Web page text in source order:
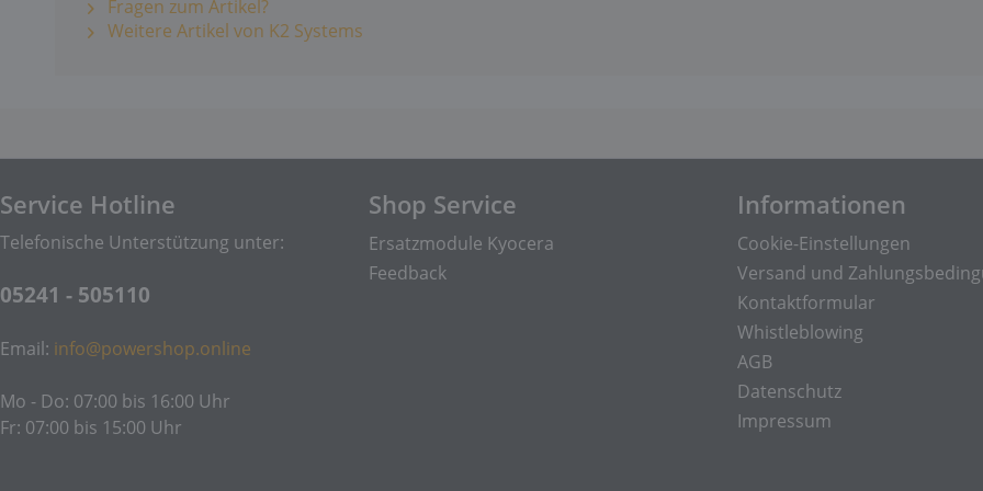
Fragen zum Artikel?
Weitere Artikel von K2 Systems
Service Hotline
Telefonische Unterstützung unter:
05241 - 505110
Email: info@powershop.online
Mo - Do: 07:00 bis 16:00 Uhr
Fr: 07:00 bis 15:00 Uhr
Shop Service
Ersatzmodule Kyocera
Feedback
Informationen
Cookie-Einstellungen
Versand und
Kontaktformular
Whistleblowing
AGB
Datenschutz
Impressum